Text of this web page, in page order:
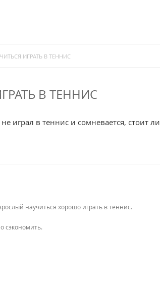
ИГРАТЬ В ТЕННИС
В ТЕННИС
играл в теннис и сомневается, стоит ли
научиться хорошо играть в теннис.
сэкономить.